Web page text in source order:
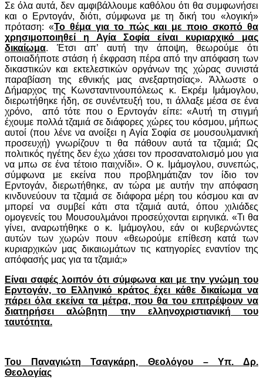
Σε όλα αυτά, δεν αμφιβάλλουμε καθόλου ότι θα συμφωνήσει
και ο Ερντογάν, διότι, σύμφωνα με τη δική του «λογική»
πρόταση: «Το θέμα για το πώς και με ποιο σκοπό θα
χρησιμοποιηθεί η Αγία Σοφία είναι κυριαρχικό μας
δικαίωμα. Έτσι απ’ αυτή την άποψη, θεωρούμε ότι
οποιαδήποτε στάση ή έκφραση πέρα από την απόφαση των
δικαστικών και εκτελεστικών οργάνων της χώρας συνιστά
παραβίαση της εθνικής μας ανεξαρτησίας». Άλλωστε ο
Δήμαρχος της Κωνσταντινουπόλεως κ. Εκρέμ Ιμάμογλου,
διερωτήθηκε ήδη, σε συνέντευξή του, τι άλλαξε μέσα σε ένα
χρόνο, από τότε που ο Ερντογάν είπε: «Αυτή τη στιγμή
έχουμε πολλά τζαμιά σε διάφορες χώρες του κόσμου, μήπως
αυτοί (που λένε να ανοίξει η Αγία Σοφία σε μουσουλμανική
προσευχή) γνωρίζουν τι θα πάθουν αυτά τα τζαμιά; Ως
πολιτικός ηγέτης δεν έχω χάσει τον προσανατολισμό μου για
να μπω σε ένα τέτοιο παιχνίδι». Ο κ. Ιμάμογλου, συνεπώς,
σύμφωνα με εκείνα που προβλημάτιζαν τον ίδιο τον
Ερντογάν, διερωτήθηκε, αν τώρα με αυτήν την απόφαση
κινδυνεύουν τα τζαμιά σε διάφορα μέρη του κόσμου και αν
μπορεί να συμβεί κάτι στα τζαμιά αυτά, όπου χιλιάδες
ομογενείς του Μουσουλμάνοι προσεύχονται ειρηνικά. «Τι θα
γίνει, αναρωτήθηκε ο κ. Ιμάμογλου, εάν οι κυβερνώντες
αυτών των χωρών πουν «θεωρούμε επίθεση κατά των
κυριαρχικών μας δικαιωμάτων τις κατηγορίες εναντίον της
απόφασής μας για τα τζαμιά;»
Είναι σαφές λοιπόν ότι σύμφωνα και με την γνώμη του
Ερντογάν, το Ελληνικό κράτος έχει κάθε δικαίωμα να
πάρει όλα εκείνα τα μέτρα, που θα του επιτρέψουν να
διατηρήσει αλώβητη την ελληνοχριστιανική του
ταυτότητα.
Toυ Παναγιώτη Τσαγκάρη, Θεολόγου – Υπ. Δρ.
Θεολογίας